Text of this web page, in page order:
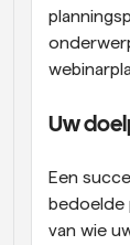
Uw
Een
bedoelde
van wie